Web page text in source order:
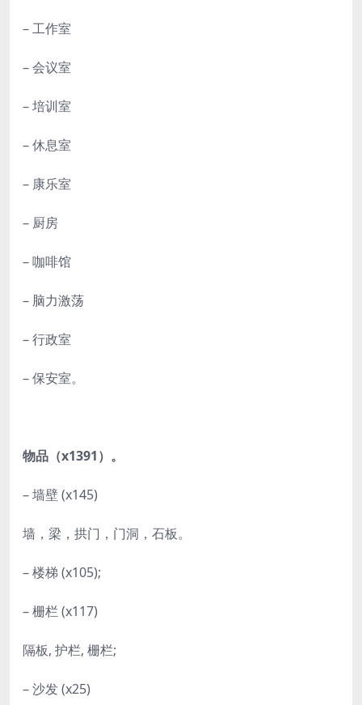
– 工作室
– 会议室
– 培训室
– 休息室
– 康乐室
– 厨房
– 咖啡馆
– 脑力激荡
– 行政室
– 保安室。
物品（x1391）。
– 墙壁 (x145)
墙，梁，拱门，门洞，石板。
– 楼梯 (x105);
– 栅栏 (x117)
隔板, 护栏, 栅栏;
– 沙发 (x25)